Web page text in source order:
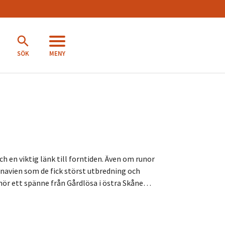
SÖK MENY
en viktig länk till forntiden. Även om runor
som de fick störst utbredning och
ett spänne från Gårdlösa i östra Skåne…